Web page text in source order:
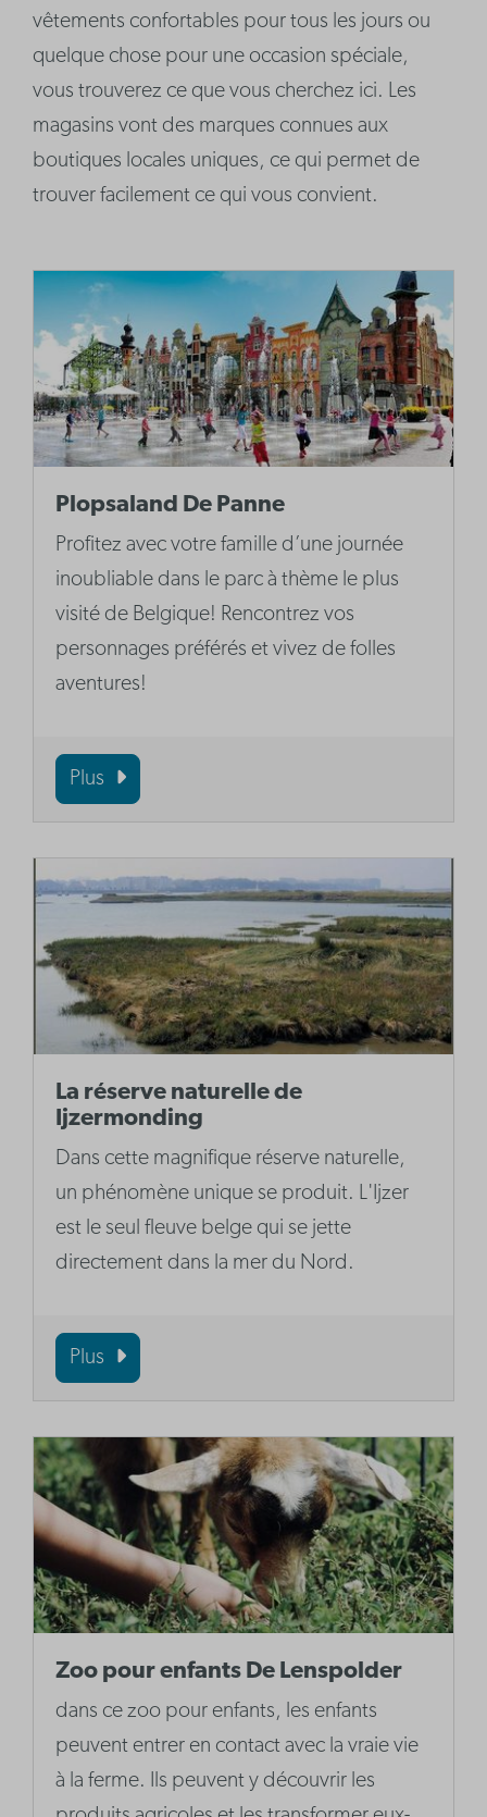
vêtements confortables pour tous les jours ou
quelque chose pour une occasion spéciale,
vous trouverez ce que vous cherchez ici. Les
magasins vont des marques connues aux
boutiques locales uniques, ce qui permet de
trouver facilement ce qui vous convient.
Plopsaland De Panne
Profitez avec votre famille d’une journée
inoubliable dans le parc à thème le plus
visité de Belgique! Rencontrez vos
personnages préférés et vivez de folles
aventures!
Plus
La réserve naturelle de
Ijzermonding
Dans cette magnifique réserve naturelle,
un phénomène unique se produit. L'Ijzer
est le seul fleuve belge qui se jette
directement dans la mer du Nord.
Plus
Zoo pour enfants De Lenspolder
dans ce zoo pour enfants, les enfants
peuvent entrer en contact avec la vraie vie
à la ferme. Ils peuvent y découvrir les